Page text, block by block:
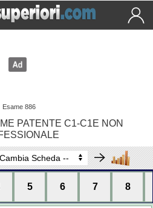
Esame 886
PATENTE C1-C1E NON
5 6 7 8